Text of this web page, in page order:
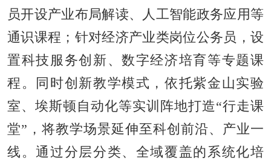
员开设产业布局解读、人工智能政务应用等
通识课程；针对经济产业类岗位公务员，设
置科技服务创新、数字经济培育等专题课
程。同时创新教学模式，依托紫金山实验
室、埃斯顿自动化等实训阵地打造“行走课
堂”，将教学场景延伸至科创前沿、产业一
线。通过分层分类、全域覆盖的系统化培